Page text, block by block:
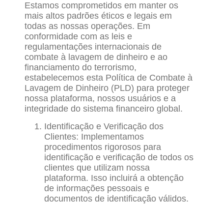
Estamos comprometidos em manter os
mais altos padrões éticos e legais em
todas as nossas operações. Em
conformidade com as leis e
regulamentações internacionais de
combate à lavagem de dinheiro e ao
financiamento do terrorismo,
estabelecemos esta Política de Combate à
Lavagem de Dinheiro (PLD) para proteger
nossa plataforma, nossos usuários e a
integridade do sistema financeiro global.
Identificação e Verificação dos
Clientes: Implementamos
procedimentos rigorosos para
identificação e verificação de todos os
clientes que utilizam nossa
plataforma. Isso incluirá a obtenção
de informações pessoais e
documentos de identificação válidos.